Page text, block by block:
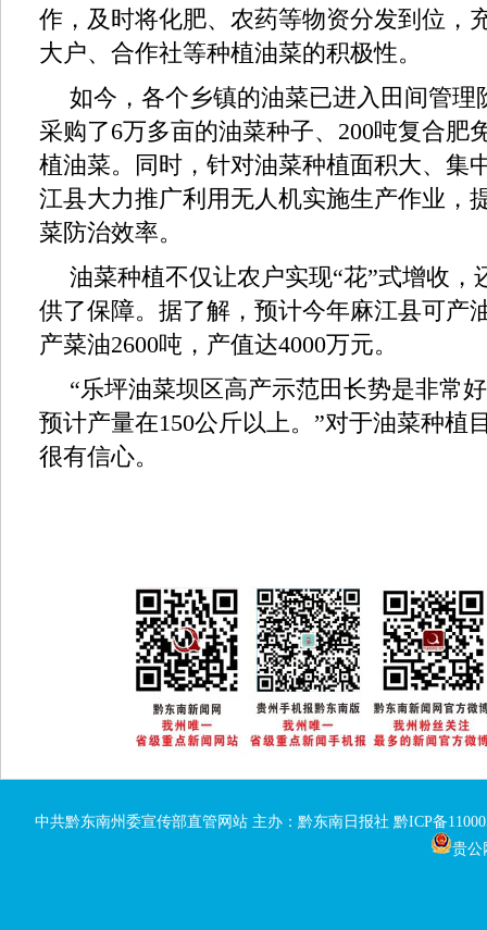
作，及时将化肥、农药等物资分发到位，
大户、合作社等种植油菜的积极性。
如今，各个乡镇的油菜已进入田间管理
采购了6万多亩的油菜种子、200吨复合肥
植油菜。同时，针对油菜种植面积大、集
江县大力推广利用无人机实施生产作业，
菜防治效率。
油菜种植不仅让农户实现“花”式增收，
供了保障。据了解，预计今年麻江县可产
产菜油2600吨，产值达4000万元。
“乐坪油菜坝区高产示范田长势是非常
预计产量在150公斤以上。”对于油菜种植
很有信心。
中共黔东南州委宣传部直管网站 主办：黔东南日报社 黔ICP备
贵公